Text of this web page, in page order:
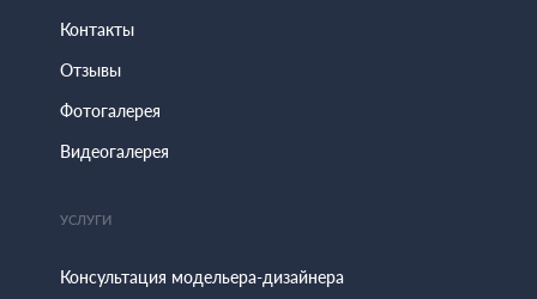
Контакты
Отзывы
Фотогалерея
Видеогалерея
УСЛУГИ
Консультация модельера-дизайнера